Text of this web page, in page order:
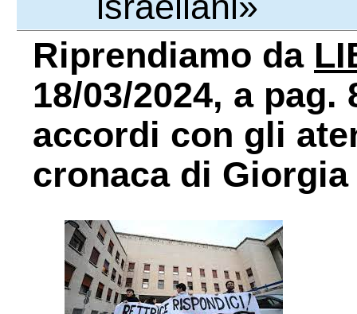
Riprendiamo da
18/03/2024, a
accordi con gli
cronaca di